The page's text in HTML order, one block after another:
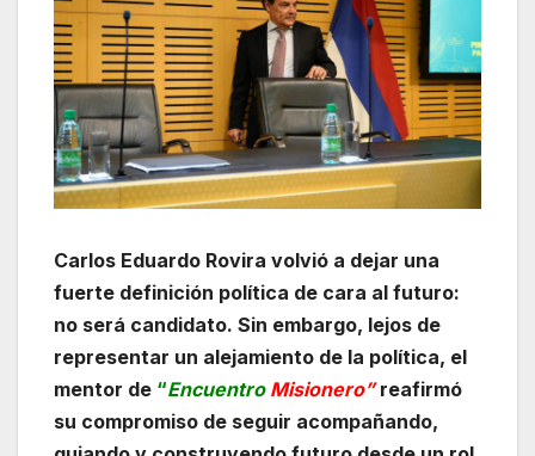
Carlos Eduardo Rovira volvió a dejar una
fuerte definición política de cara al futuro:
no será candidato. Sin embargo, lejos de
representar un alejamiento de la política, el
mentor de “Encuentro Misionero”reafirmó
su compromiso de seguir acompañando,